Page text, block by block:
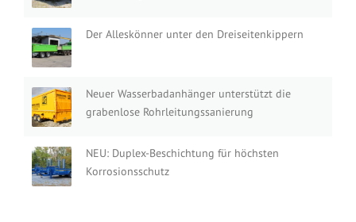
Der Alleskönner unter den Dreiseitenkippern
Neuer Wasserbadanhänger unterstützt die
grabenlose Rohrleitungssanierung
NEU: Duplex-Beschichtung für höchsten
Korrosionsschutz